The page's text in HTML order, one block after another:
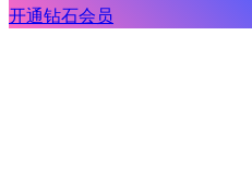
开通钻石会员